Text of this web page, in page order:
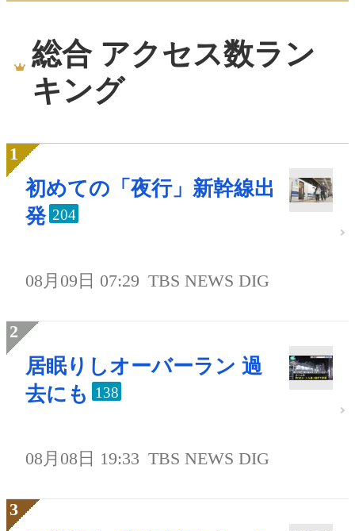
総合 アクセス数ラン
キング
初めての「夜行」新幹線出
発 204
08月09日 07:29 TBS NEWS DIG
居眠りしオーバーラン 過
去にも
138
08月08日 19:33 TBS NEWS DIG